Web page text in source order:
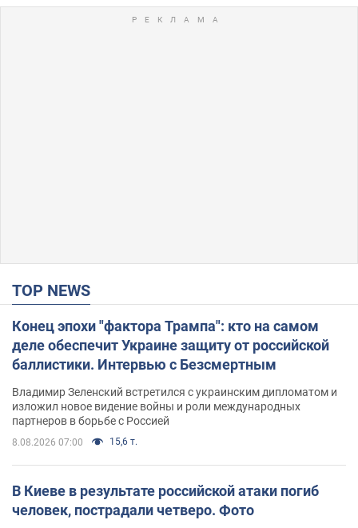
TOP NEWS
Конец эпохи "фактора Трампа": кто на самом
деле обеспечит Украине защиту от российской
баллистики. Интервью с Безсмертным
Владимир Зеленский встретился с украинским дипломатом и
изложил новое видение войны и роли международных
партнеров в борьбе с Россией
8.08.2026 07:00 15,6 т.
В Киеве в результате российской атаки погиб
человек, пострадали четверо. Фото